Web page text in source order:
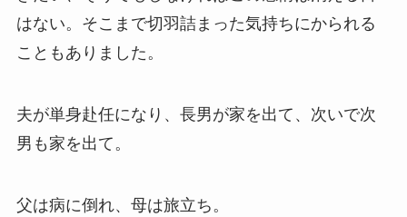
はない。そこまで切羽詰まった気持ちにかられる
こともありました。
夫が単身赴任になり、長男が家を出て、次いで次
男も家を出て。
父は病に倒れ、母は旅立ち。